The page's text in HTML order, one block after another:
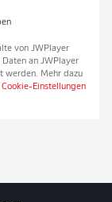
von JWPlayer
an JWPlayer
werden. Mehr dazu
Cookie-Einstellungen